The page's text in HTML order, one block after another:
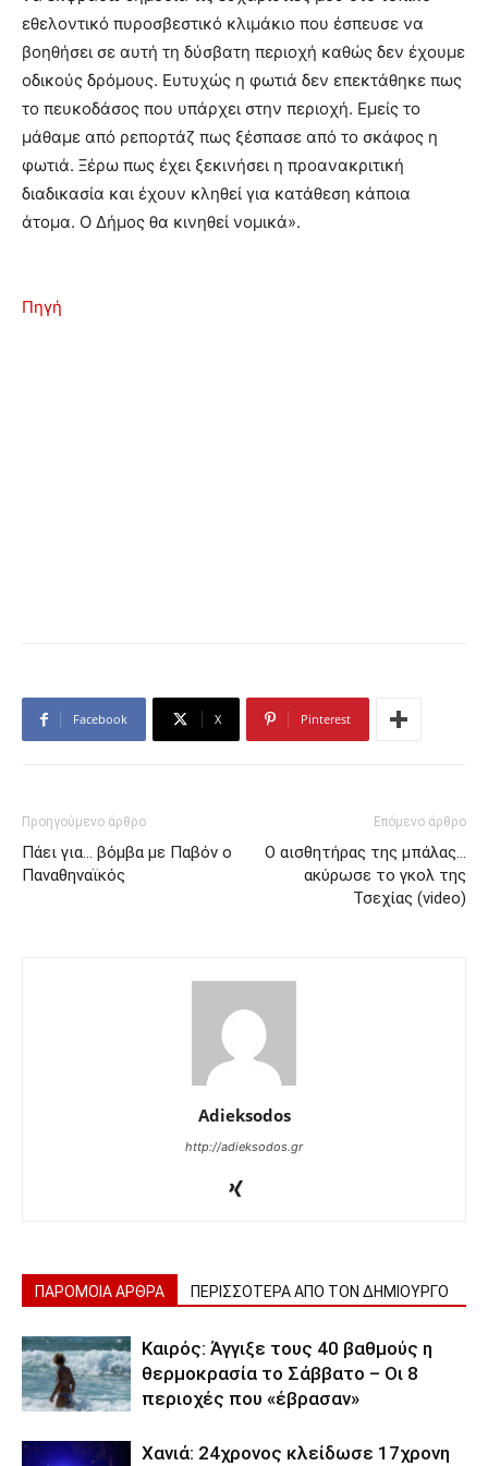
εθελοντικό πυροσβεστικό κλιμάκιο που έσπευσε να
βοηθήσει σε αυτή τη δύσβατη περιοχή καθώς δεν έχουμε
οδικούς δρόμους. Ευτυχώς η φωτιά δεν επεκτάθηκε πως
το πευκοδάσος που υπάρχει στην περιοχή. Εμείς το
μάθαμε από ρεπορτάζ πως ξέσπασε από το σκάφος η
φωτιά. Ξέρω πως έχει ξεκινήσει η προανακριτική
διαδικασία και έχουν κληθεί για κατάθεση κάποια
άτομα. Ο Δήμος θα κινηθεί νομικά».
Πηγή
Facebook X Pinterest
Προηγούμενο άρθρο
Πάει για… βόμβα με Παβόν ο
Παναθηναϊκός
Επόμενο άρθρο
Ο αισθητήρας της μπάλας…
ακύρωσε το γκολ της
Τσεχίας (video)
Adieksodos
http://adieksodos.gr
ΠΑΡΟΜΟΙΑ ΑΡΘΡΑ ΠΕΡΙΣΣΟΤΕΡΑ ΑΠΟ ΤΟΝ ΔΗΜΙΟΥΡΓΟ
Καιρός: Άγγιξε τους 40 βαθμούς η
θερμοκρασία το Σάββατο – Οι 8
περιοχές που «έβρασαν»
Χανιά: 24χρονος κλείδωσε 17χρονη